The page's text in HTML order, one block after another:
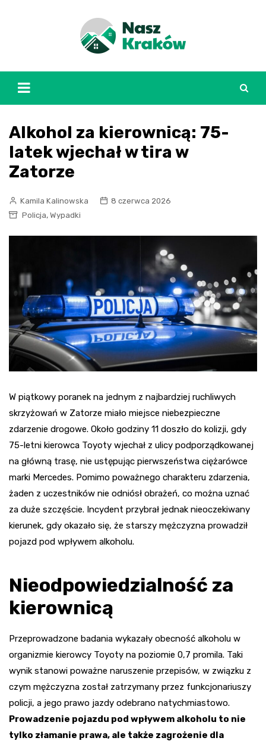
Alkohol za kierownicą: 75-
latek wjechał w tira w
Zatorze
Kamila Kalinowska
8 czerwca 2026
Policja, Wypadki
W piątkowy poranek na jednym z najbardziej ruchliwych
skrzyżowań w Zatorze miało miejsce niebezpieczne
zdarzenie drogowe. Około godziny 11 doszło do kolizji, gdy
75-letni kierowca Toyoty wjechał z ulicy podporządkowanej
na główną trasę, nie ustępując pierwszeństwa ciężarówce
marki Mercedes. Pomimo poważnego charakteru zdarzenia,
żaden z uczestników nie odniósł obrażeń, co można uznać
za duże szczęście. Incydent przybrał jednak nieoczekiwany
kierunek, gdy okazało się, że starszy mężczyzna prowadził
pojazd pod wpływem alkoholu.
Nieodpowiedzialność za
kierownicą
Przeprowadzone badania wykazały obecność alkoholu w
organizmie kierowcy Toyoty na poziomie 0,7 promila. Taki
wynik stanowi poważne naruszenie przepisów, w związku z
czym mężczyzna został zatrzymany przez funkcjonariuszy
policji, a jego prawo jazdy odebrano natychmiastowo.
Prowadzenie pojazdu pod wpływem alkoholu to nie
tylko złamanie prawa, ale także zagrożenie dla